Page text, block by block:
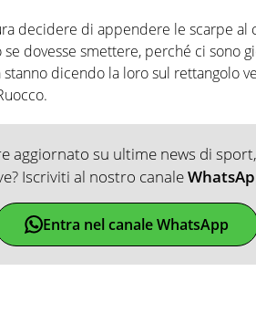
decidere di appendere le scarpe al
dovesse smettere, perché ci sono
dicendo la loro sul rettangolo
aggiornato su ultime news di
Iscriviti al nostro canale
Entra nel canale WhatsApp